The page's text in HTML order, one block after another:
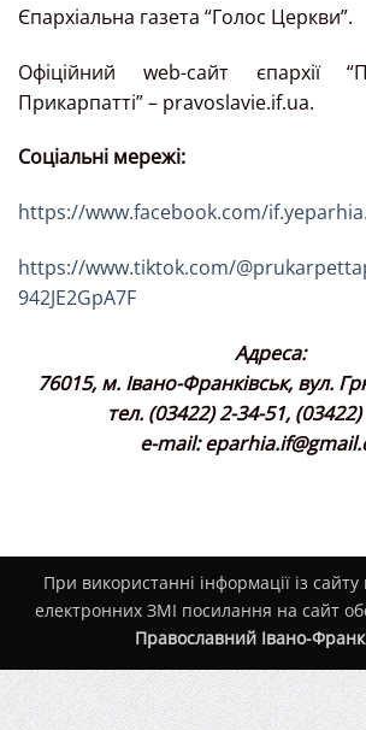
Єпархіальна газета “Голос Церкви”.
Офіційний web-сайт єпархії
Прикарпатті” – pravoslavie.if.ua.
Соціальні мережі:
https://www.facebook.com/
https://www.tiktok.com/
942JE2GpA7F
Адреса:
76015, м. Івано-Франківськ, вул.
тел. (03422) 2-34-51,
e-mail:
При використанні інформації із
електронних ЗМІ посилання на сайт
Православний Івано-